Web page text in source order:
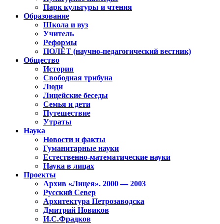
Парк культуры и чтения
Образование
Школа и вуз
Учитель
Реформы
ПОЛЁТ (научно-педагогический вестник)
Общество
История
Свободная трибуна
Люди
Лицейские беседы
Семья и дети
Путешествие
Утраты
Наука
Новости и факты
Гуманитарные науки
Естественно-математические науки
Наука в лицах
Проекты
Архив «Лицея». 2000 — 2003
Русский Север
Архитектура Петрозаводска
Дмитрий Новиков
И.С.Фрадков